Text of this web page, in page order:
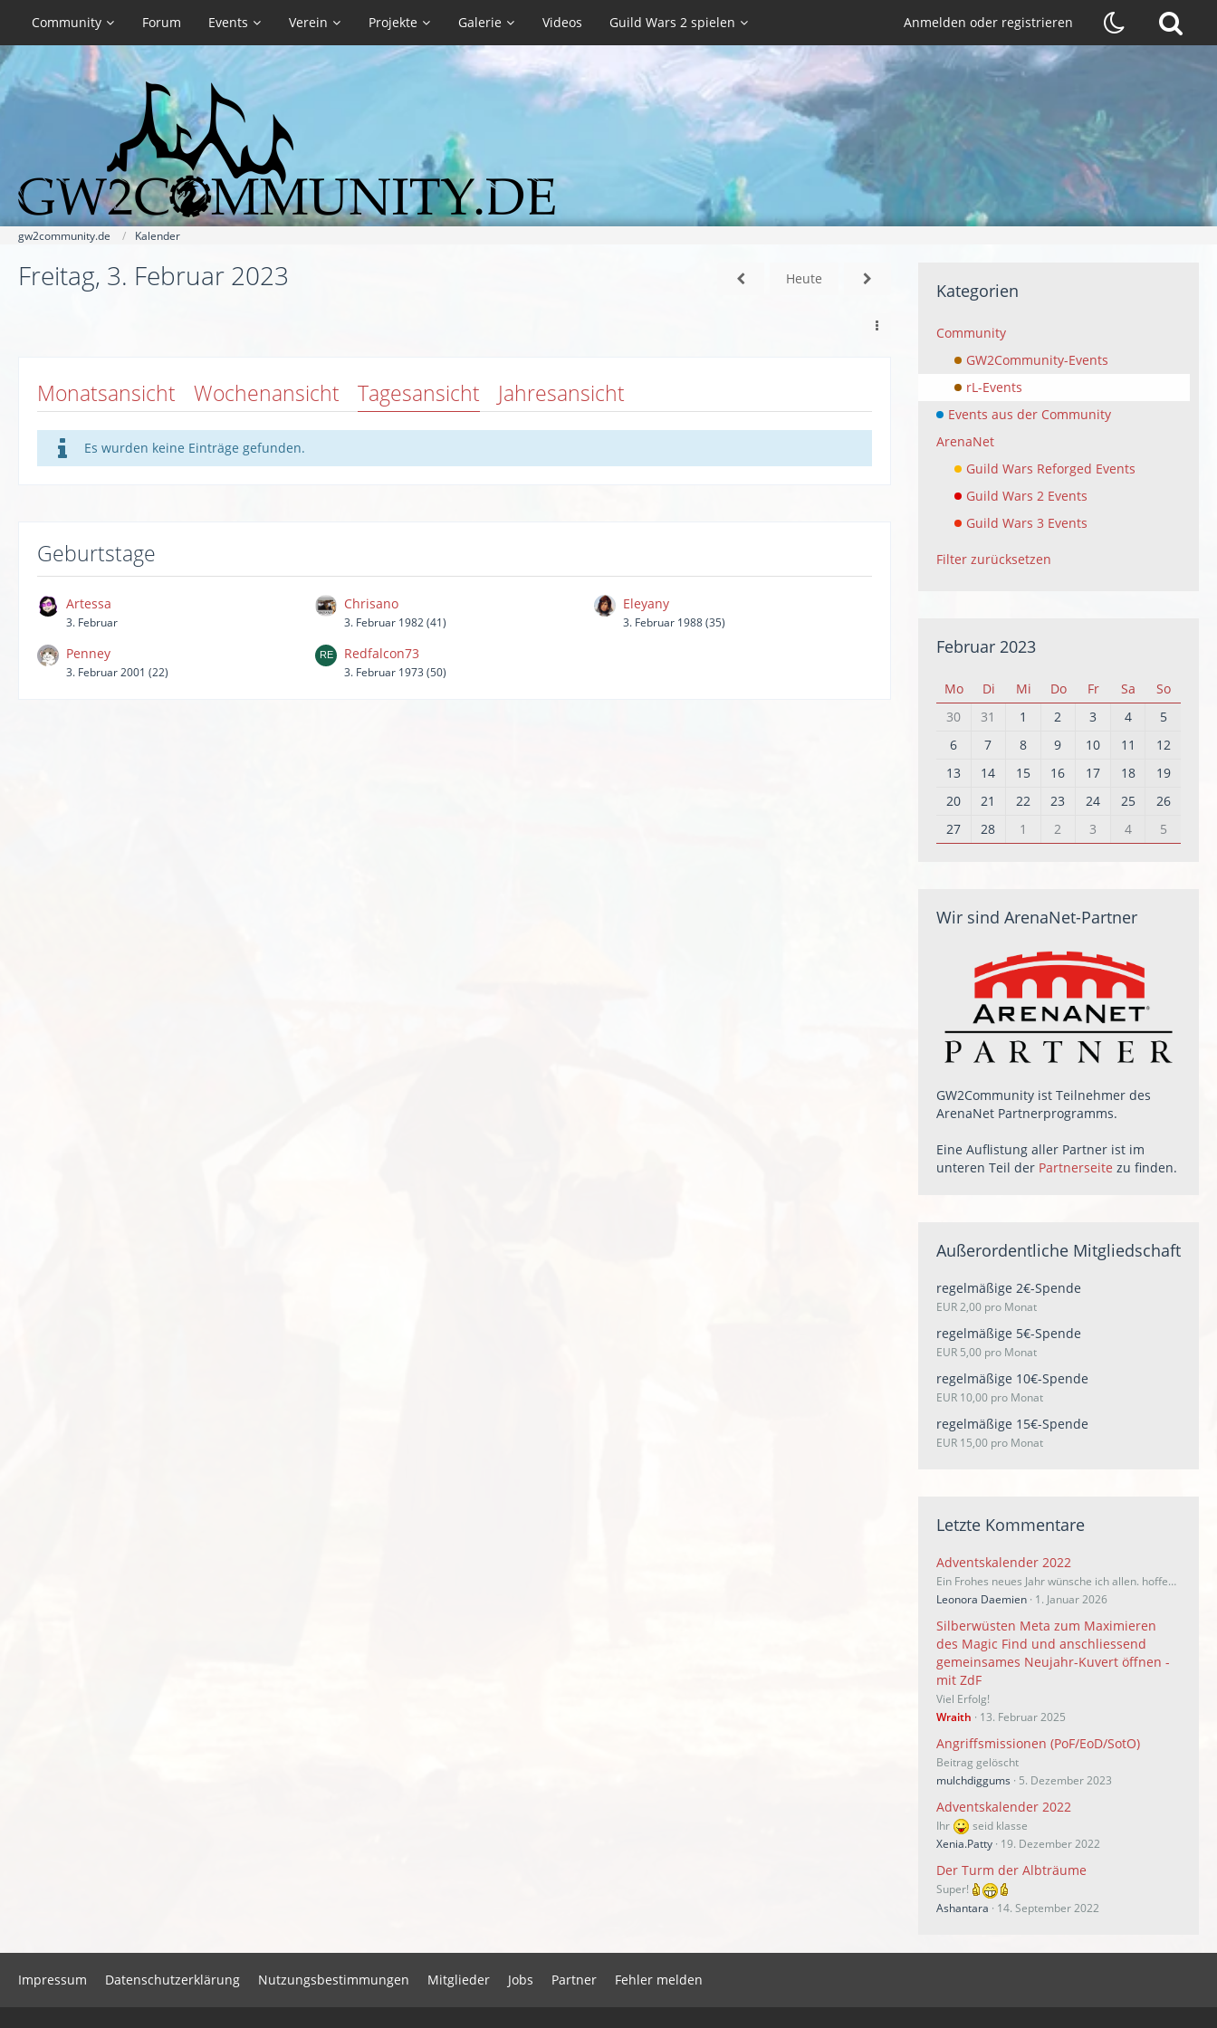
Community Forum Events Verein Projekte Galerie Videos Guild Wars 2 spielen Anmelden oder registrieren
gw2community.de Kalender
Freitag, 3. Februar 2023 Heute
Monatsansicht Wochenansicht Tagesansicht Jahresansicht
Es wurden keine Einträge gefunden.
Geburtstage
Artessa
3. Februar
Chrisano
3. Februar 1982 (41)
Eleyany
3. Februar 1988 (35)
Penney
3. Februar 2001 (22)
Redfalcon73
3. Februar 1973 (50)
Kategorien
Community
GW2Community-Events
rL-Events
Events aus der Community
ArenaNet
Guild Wars Reforged Events
Guild Wars 2 Events
Guild Wars 3 Events
Filter zurücksetzen
Februar 2023
Mo Di Mi Do Fr Sa
So
30
31 1 2 3 4
5
6
7 8 9 10 11
12
13
14 15 16 17 18
19
20
21 22 23 24 25
26
27
28 1 2 3 4 5
Wir sind ArenaNet-Partner
GW2Community ist Teilnehmer des
ArenaNet Partnerprogramms.
Eine Auflistung aller Partner ist im
unteren Teil der Partnerseite zu finden.
Außerordentliche Mitgliedschaft
regelmäßige 2€-Spende
EUR 2,00 pro Monat
regelmäßige 5€-Spende
EUR 5,00 pro Monat
regelmäßige 10€-Spende
EUR 10,00 pro Monat
regelmäßige 15€-Spende
EUR 15,00 pro Monat
Letzte Kommentare
Adventskalender 2022
Ein Frohes neues Jahr wünsche ich allen. hoffe…
Leonora Daemien 1. Januar 2026
Silberwüsten Meta zum Maximieren
des Magic Find und anschliessend
gemeinsames Neujahr-Kuvert öffnen -
mit ZdF
Viel Erfolg!
Wraith
13. Februar 2025
Angriffsmissionen (PoF/EoD/SotO)
Beitrag gelöscht
mulchdiggums
5. Dezember 2023
Adventskalender 2022
Ihr
seid klasse
Xenia.Patty 19. Dezember 2022
Der Turm der Albträume
Super!
Ashantara
14. September 2022
Impressum Datenschutzerklärung Nutzungsbestimmungen Mitglieder Jobs Partner Fehler melden